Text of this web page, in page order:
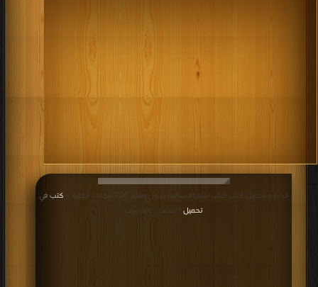
قراءة و تحميل كتاب كتاب تعلم الإسبانية بدون معلم PDF مجانا | مكتبة >
كتب في
تحميل
| التحميل : مرة/مرات